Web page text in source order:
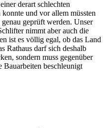
derart schlechten
und vor allem müssten
geprüft werden. Unser
nimmt aber auch die
ist es völlig egal, ob das Land
Rathaus darf sich deshalb
sondern muss gegenüber
beschleunigt